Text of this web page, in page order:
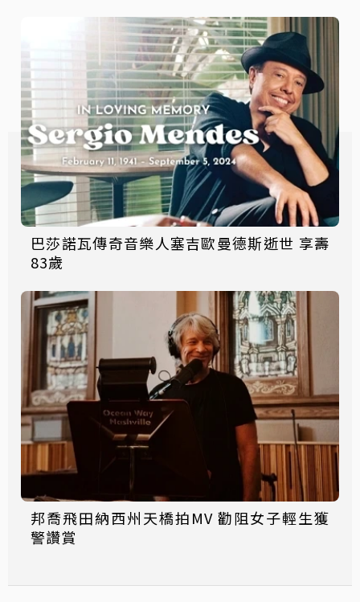
巴莎諾瓦傳奇音樂人塞吉歐曼德斯逝世 享壽
83歲
邦喬飛田納西州天橋拍MV 勸阻女子輕生獲
警讚賞